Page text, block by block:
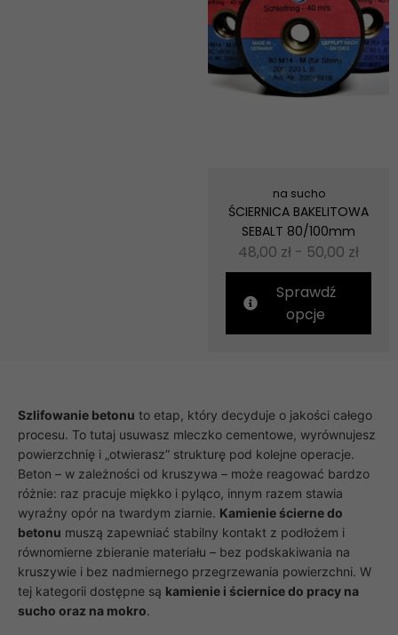
na sucho
ŚCIERNICA BAKELITOWA
SEBALT 80/100mm
48,00 zł - 50,00 zł
Sprawdź
opcje
Szlifowanie betonu to etap, który decyduje o jakości całego
procesu. To tutaj usuwasz mleczko cementowe, wyrównujesz
powierzchnię i „otwierasz” strukturę pod kolejne operacje.
Beton – w zależności od kruszywa – może reagować bardzo
różnie: raz pracuje miękko i pyląco, innym razem stawia
wyraźny opór na twardym ziarnie. Kamienie ścierne do
betonu muszą zapewniać stabilny kontakt z podłożem i
równomierne zbieranie materiału – bez podskakiwania na
kruszywie i bez nadmiernego przegrzewania powierzchni. W
tej kategorii dostępne są kamienie i ściernice do pracy na
sucho oraz na mokro.
szansę na
zobaczenie
spersonalizowanych
treści i ofert.